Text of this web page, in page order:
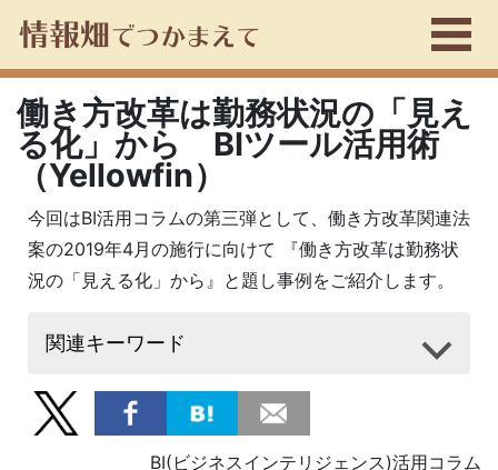
働き方改革は勤務状況の「見え
る化」から BIツール活用術
（Yellowfin）
今回はBI活用コラムの第三弾として、働き方改革関連法
案の2019年4月の施行に向けて 『働き方改革は勤務状
況の「見える化」から』と題し事例をご紹介します。
関連キーワード
BI(ビジネスインテリジェンス)活用コラム